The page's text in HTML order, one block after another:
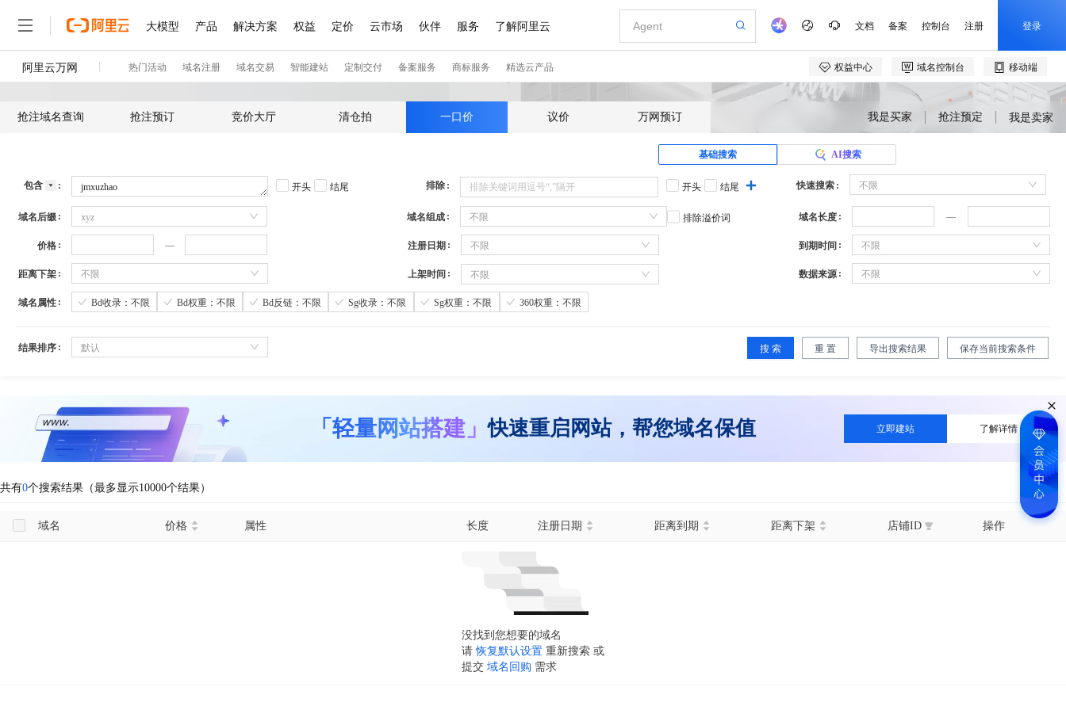
抢注域名查询 抢注预订 竞价大厅 清仓拍 一口价 议价 万网预订 我是买家 抢注预定 我是卖家
基础搜索 AI搜索
包含 开头 结尾 排除 开头 结尾 快速搜索 不限
域名后缀 xyz 域名组成 不限 排除溢价词 域名长度
价格 注册日期 不限 到期时间 不限
距离下架 不限 上架时间 不限 数据来源 不限
域名属性 Bd收录：不限 Bd权重：不限 Bd反链：不限 Sg收录：不限 Sg权重：不限 360权重：不限
结果排序 默认 搜 索 重 置 导出搜索结果 保存当前搜索条件
「轻量网站搭建」快速重启网站，帮您域名保值 立即建站 了解详情
共有0个搜索结果（最多显示10000个结果）
域名 价格 属性 长度 注册日期 距离到期 距离下架 店铺ID 操作
没找到您想要的域名
请 恢复默认设置 重新搜索 或
提交 域名回购 需求